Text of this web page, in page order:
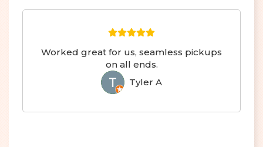
Worked great for us, seamless pickups
on all ends.
TA Tyler A